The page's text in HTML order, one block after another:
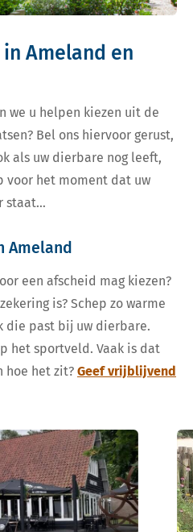
Ameland en
we u helpen kiezen uit de
Bel ons hiervoor gerust,
als uw dierbare nog leeft,
voor het moment dat uw
staat…
Ameland
een afscheid mag kiezen?
is? Schep zo warme
die past bij uw dierbare.
het sportveld. Vaak is dat
hoe het zit? Geef vrijblijvend